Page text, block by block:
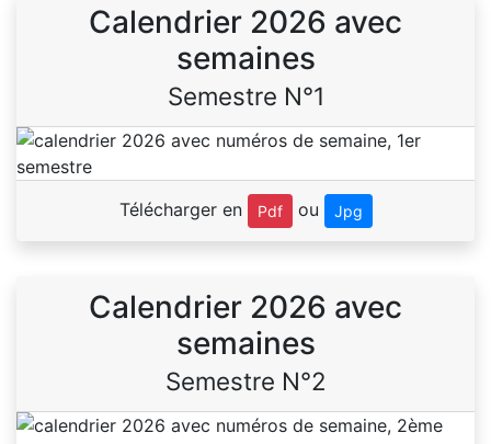
Calendrier 2026 avec
semaines
Semestre N°1
Télécharger en Pdf ou Jpg
Calendrier 2026 avec
semaines
Semestre N°2